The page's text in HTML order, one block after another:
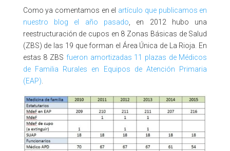
Como ya comentamos en el artículo que publicamos en
nuestro blog el año pasado , en 2012 hubo una
reestructuración de cupos en 8 Zonas Básicas de Salud
(ZBS) de las 19 que forman el Área Única de La Rioja. En
estas 8 ZBS fueron amortizadas 11 plazas de Médicos
de Familia Rurales en Equipos de Atención Primaria
(EAP)